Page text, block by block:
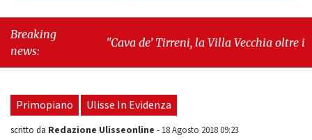
Breaking
news:
"Cava de’ Tirreni, la Villa Vecchia oltre i
seduta consiliare: “Serve chiarezza!”"
Primopiano Ulisse In Evidenza
scritto da Redazione Ulisseonline - 18 Agosto 2018 09:23